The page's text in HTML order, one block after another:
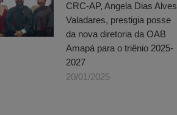
CRC-AP, Angela Dias Alves
Valadares, prestigia posse
da nova diretoria da OAB
Amapá para o triênio 2025-
2027
20/01/2025